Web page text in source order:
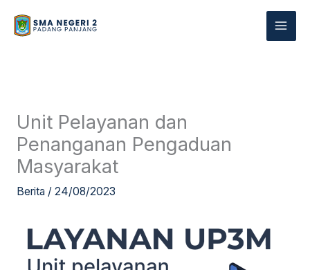
content
Unit Pelayanan dan
Penanganan Pengaduan
Masyarakat
Berita / 24/08/2023